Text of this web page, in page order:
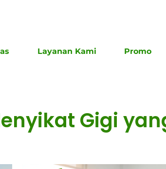
Layanan Kami Promo
Gigi